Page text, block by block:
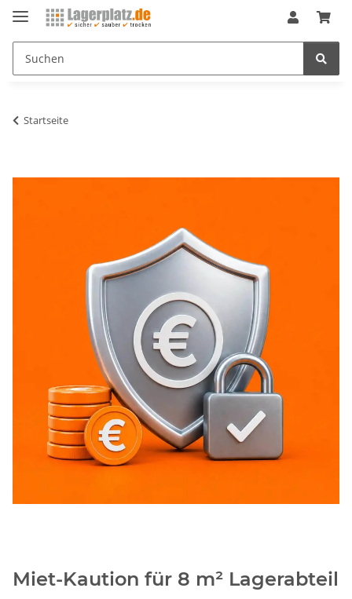
Startseite
Miet-Kaution für 8 m² Lagerabteil